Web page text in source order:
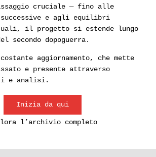
cruciale — fino alle
e agli equilibri
il progetto si estende lungo
secondo dopoguerra.
aggiornamento, che mette
e presente attraverso
e analisi.
Inizia da qui
l’archivio completo